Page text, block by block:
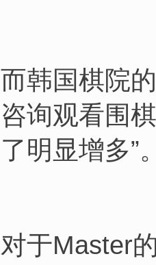
而韩国棋院
咨询观看围
了明显增多”
对于Master